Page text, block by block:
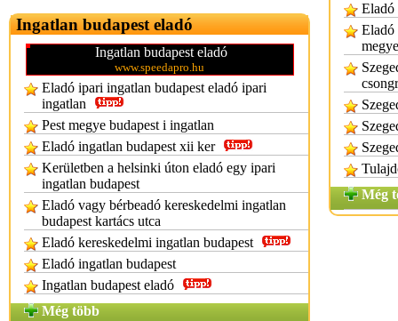
Ingatlan budapest eladó
Ingatlan budapest eladó
www.speedapro.hu
Eladó ipari ingatlan budapest eladó ipari
ingatlan
Pest megye budapest i ingatlan
Eladó ingatlan budapest xii ker
Kerületben a helsinki úton eladó egy ipari
ingatlan budapest
Eladó vagy bérbeadó kereskedelmi ingatlan
budapest kartács utca
Eladó kereskedelmi ingatlan budapest
Eladó ingatlan budapest
Ingatlan budapest eladó
Még több
Eladó
Eladó
megye
Még